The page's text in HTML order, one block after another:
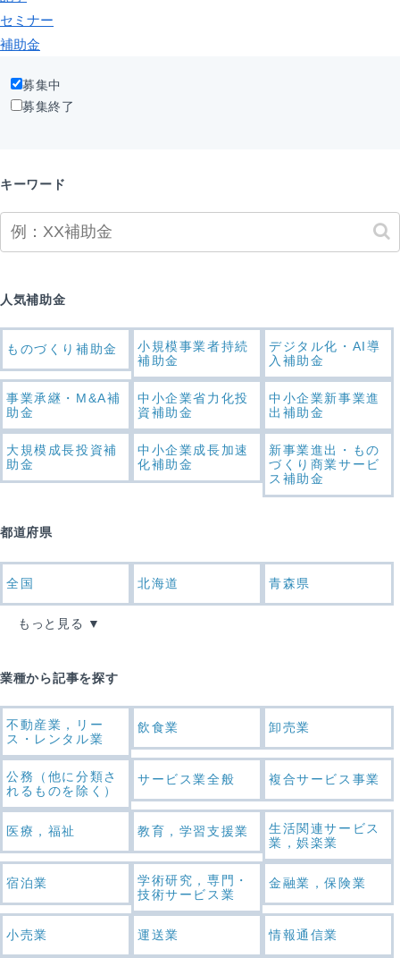
セミナー
補助金
募集中
募集終了
キーワード
人気補助金
ものづくり補助金
小規模事業者持続
補助金
デジタル化・AI導
入補助金
事業承継・M&A補
助金
中小企業省力化投
資補助金
中小企業新事業進
出補助金
大規模成長投資補
助金
中小企業成長加速
化補助金
新事業進出・もの
づくり商業サービ
ス補助金
都道府県
全国 北海道 青森県
もっと見る
業種から記事を探す
不動産業，リー
ス・レンタル業
飲食業 卸売業
公務（他に分類さ
れるものを除く）
サービス業全般 複合サービス事業
医療，福祉 教育，学習支援業
生活関連サービス
業，娯楽業
宿泊業
学術研究，専門・
技術サービス業
金融業，保険業
小売業 運送業 情報通信業